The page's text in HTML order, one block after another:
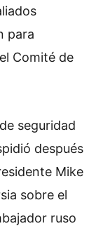
para
Comité de
seguridad
después
Mike
sobre el
ruso